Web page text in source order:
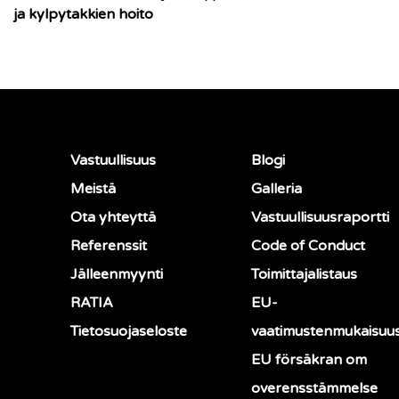
ja kylpytakkien hoito
Vastuullisuus
Meistä
Ota yhteyttä
Referenssit
Jälleenmyynti
RATIA
Tietosuojaseloste
Blogi
Galleria
Vastuullisuusraportti
Code of Conduct
Toimittajalistaus
EU-
EU försäkran om
overensstämmelse